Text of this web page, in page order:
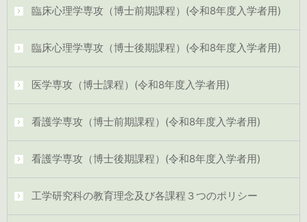
臨床心理学専攻（博士前期課程）(令和8年度入学者用)
臨床心理学専攻（博士後期課程）(令和8年度入学者用)
医学専攻（博士課程）(令和8年度入学者用)
看護学専攻（博士前期課程）(令和8年度入学者用)
看護学専攻（博士後期課程）(令和8年度入学者用)
工学研究科の教育理念及び各課程３つのポリシー